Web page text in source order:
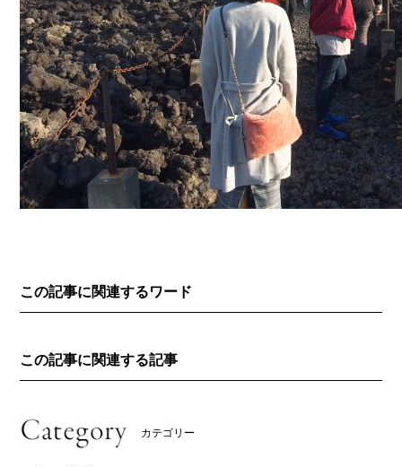
この記事に関連するワード
この記事に関連する記事
カテゴリー